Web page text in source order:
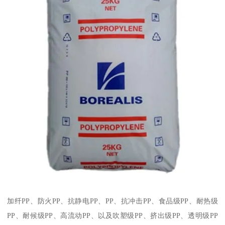
加纤PP 、防火 PP 、抗静电PP PP 、抗冲击PP 、食品级PP 、耐热级
PP 、耐候级PP 、高流动PP 、以及吹塑级PP 、挤出级PP 、透明级PP